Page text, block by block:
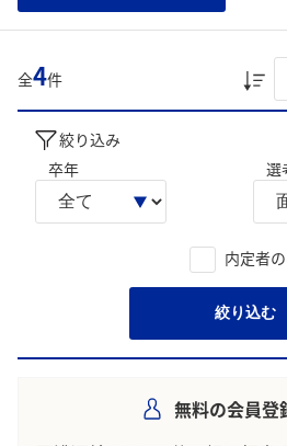
全4件
絞り込み
卒年
選
内定者
絞り込む
無料の会員登